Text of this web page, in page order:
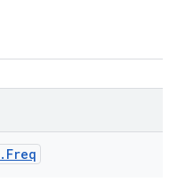
. Freq